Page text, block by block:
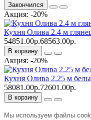
Закончился
Акция: -20%
Кухня Олива 2.4 м
54851.00р.68563.00р.
В корзину
Акция: -20%
Кухня Олива 2.25 м
58081.00р.72601.00р.
В корзину
Мы используем файлы